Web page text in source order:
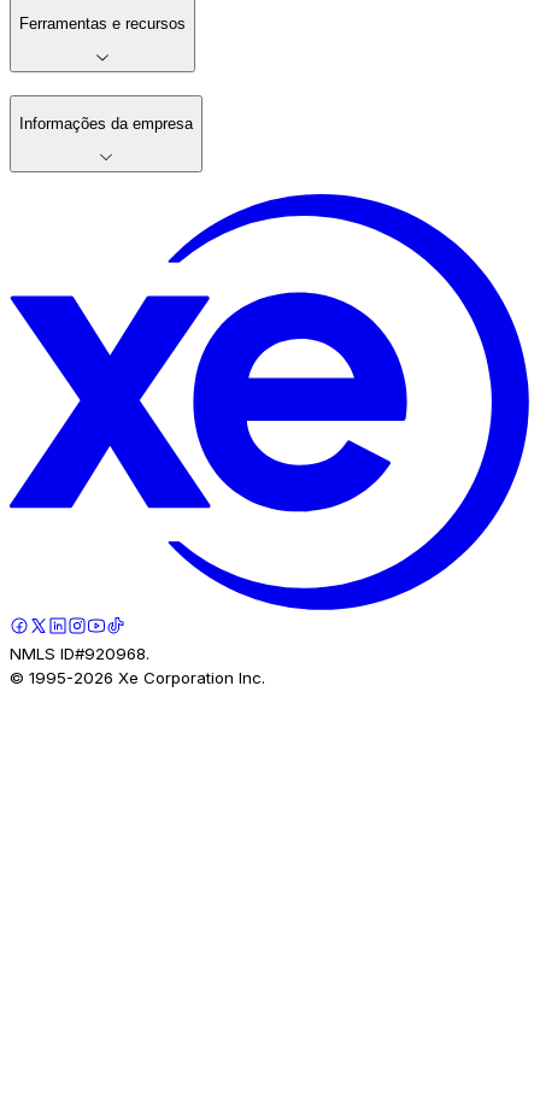
Ferramentas e recursos
Informações da empresa
NMLS ID#920968.
© 1995-2026 Xe Corporation Inc.